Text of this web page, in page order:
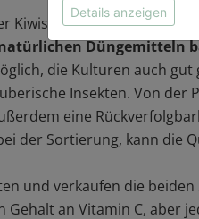
Kiwis schließt die
Düngemitteln
die Kulturen auch
Insekten. Von der
eine
der Sortierung, kann die
und verkaufen die
Gehalt an Vitamin C, aber
Details anzeigen